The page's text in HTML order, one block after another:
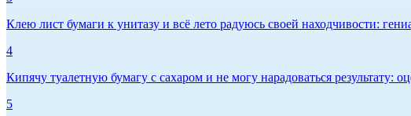
Клею лист бумаги к унитазу и всё лето радуюсь своей находчивости:
4
Кипячу туалетную бумагу с сахаром и не могу нарадоваться результату:
5